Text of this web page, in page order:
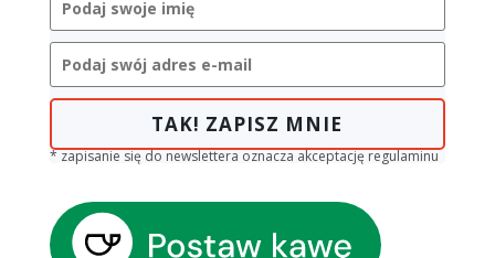
TAK! ZAPISZ MNIE
* zapisanie się do newslettera oznacza akceptację regulaminu